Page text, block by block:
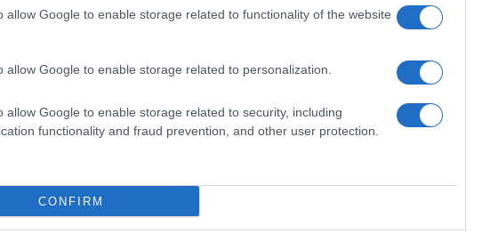
allow Google to enable storage related to functionality of the website
allow Google to enable storage related to personalization.
allow Google to enable storage related to security, including
functionality and fraud prevention, and other user protection.
CONFIRM
Invia un Comunicato Stampa|Pubblicità|Segnala